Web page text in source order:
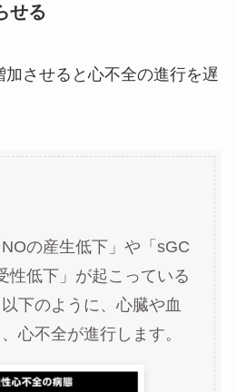
せる
させると心不全の進行を遅
の産生低下」や「sGC
性低下」が起こっている
下のように、心臓や血
心不全が進行します。